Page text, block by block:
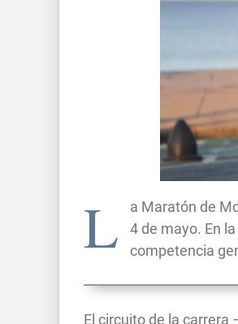
L
a Maratón de
4 de mayo. En
competencia
El circuito de la carrera